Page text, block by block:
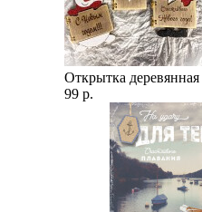
Открытка деревянная
99 р.